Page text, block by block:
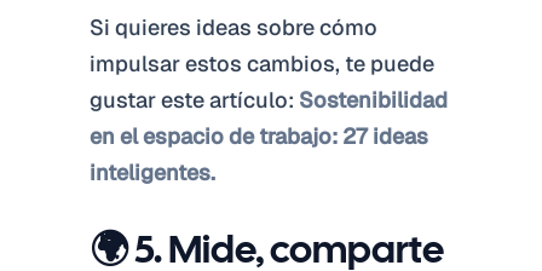
Si quieres ideas sobre cómo
impulsar estos cambios, te puede
gustar este artículo: Sostenibilidad
en el espacio de trabajo: 27 ideas
inteligentes.
🌍 5. Mide, comparte